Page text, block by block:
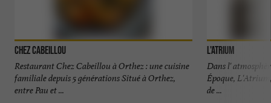
Chez Cabeillou
Restaurant Chez Cabeillou à Orthez : une cuisine
familiale depuis 5 générations Situé à Orthez,
entre Pau et ...
L'Atrium
Dans l'
Époque,
de ...